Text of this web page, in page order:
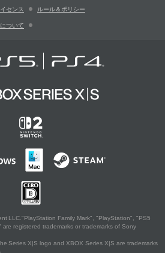
センス ルール＆ポリシー
ついて
LLC."PlayStation Family Mark", "PlayStation", "PS5
registered trademarks or trademarks of Sony
Series X|S logo and XBOX Series X|S are trademarks